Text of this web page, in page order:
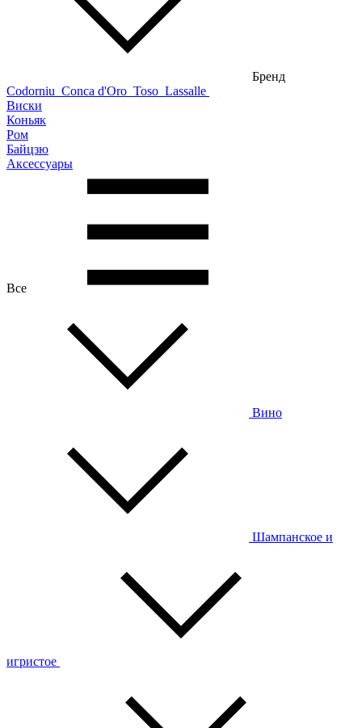
Бренд
Codorniu Conca d'Oro Toso Lassalle
Виски
Коньяк
Ром
Байцзю
Аксессуары
Все
Вино
Шампанское и
игристое